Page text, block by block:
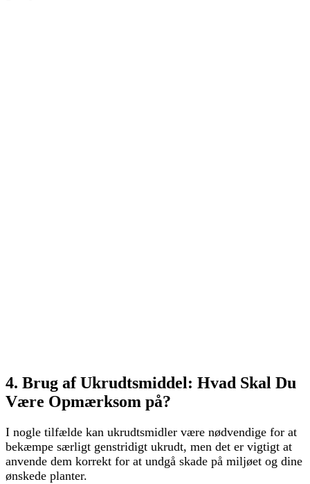
4. Brug af Ukrudtsmiddel: Hvad Skal Du
Være Opmærksom på?
I nogle tilfælde kan ukrudtsmidler være nødvendige for at
bekæmpe særligt genstridigt ukrudt, men det er vigtigt at
anvende dem korrekt for at undgå skade på miljøet og dine
ønskede planter.